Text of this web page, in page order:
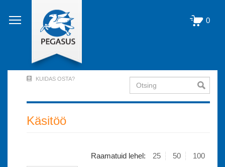
edasi
põhisisu
0
Account
Menu
KUIDAS OSTA? Otsing
Käsitöö
Raamatuid lehel: 25 50 100